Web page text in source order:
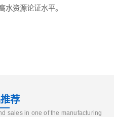
水资源论证水平。
荐
sales in one of the manufacturing